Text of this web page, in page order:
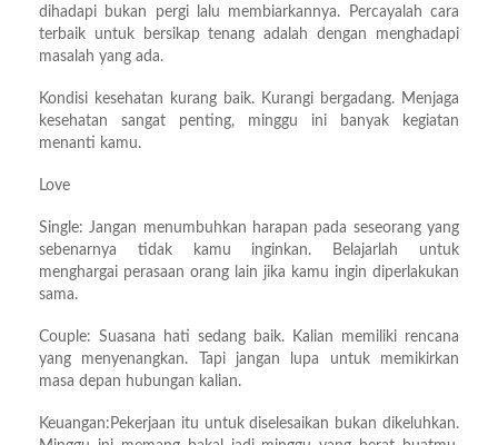
dihadapi bukan pergi lalu membiarkannya. Percayalah cara
terbaik untuk bersikap tenang adalah dengan menghadapi
masalah yang ada.
Kondisi kesehatan kurang baik. Kurangi bergadang. Menjaga
kesehatan sangat penting, minggu ini banyak kegiatan
menanti kamu.
Love
Single: Jangan menumbuhkan harapan pada seseorang yang
sebenarnya tidak kamu inginkan. Belajarlah untuk
menghargai perasaan orang lain jika kamu ingin diperlakukan
sama.
Couple: Suasana hati sedang baik. Kalian memiliki rencana
yang menyenangkan. Tapi jangan lupa untuk memikirkan
masa depan hubungan kalian.
Keuangan:Pekerjaan itu untuk diselesaikan bukan dikeluhkan.